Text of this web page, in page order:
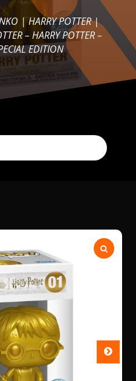
|HARRY POTTER|
– HARRY POTTER –
EDITION